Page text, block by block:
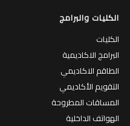
الكليات والبرامج
الكليات
البرامج الاكاديمية
الطاقم الاكاديمي
التقويم الأكاديمي
المساقات المطروحة
الهواتف الداخلية